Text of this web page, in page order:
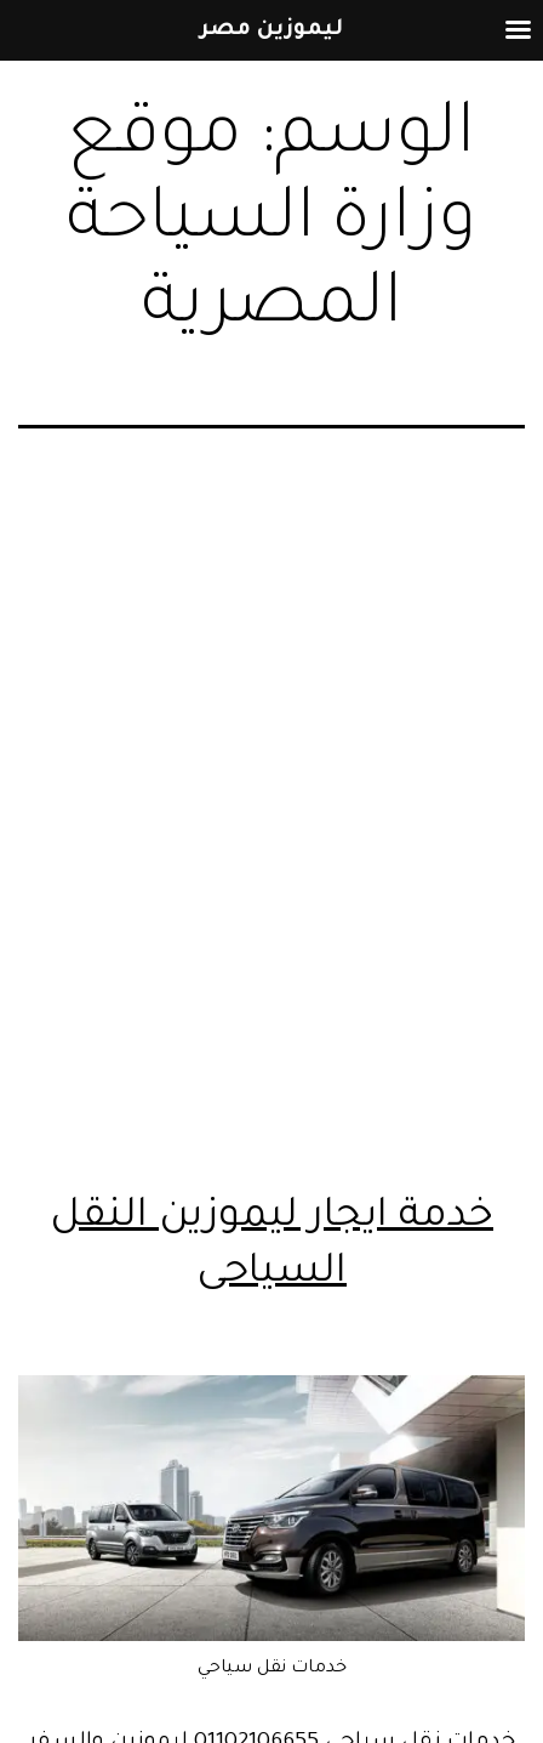
إلى
المحتوى الوسم: موقع
وزارة السياحة
المصرية
خدمة ايجار ليموزين النقل
السياحى
خدمات نقل سياحي
ليموزين مصر